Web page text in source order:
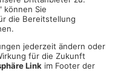
Schmidt:
00:13
MUTE